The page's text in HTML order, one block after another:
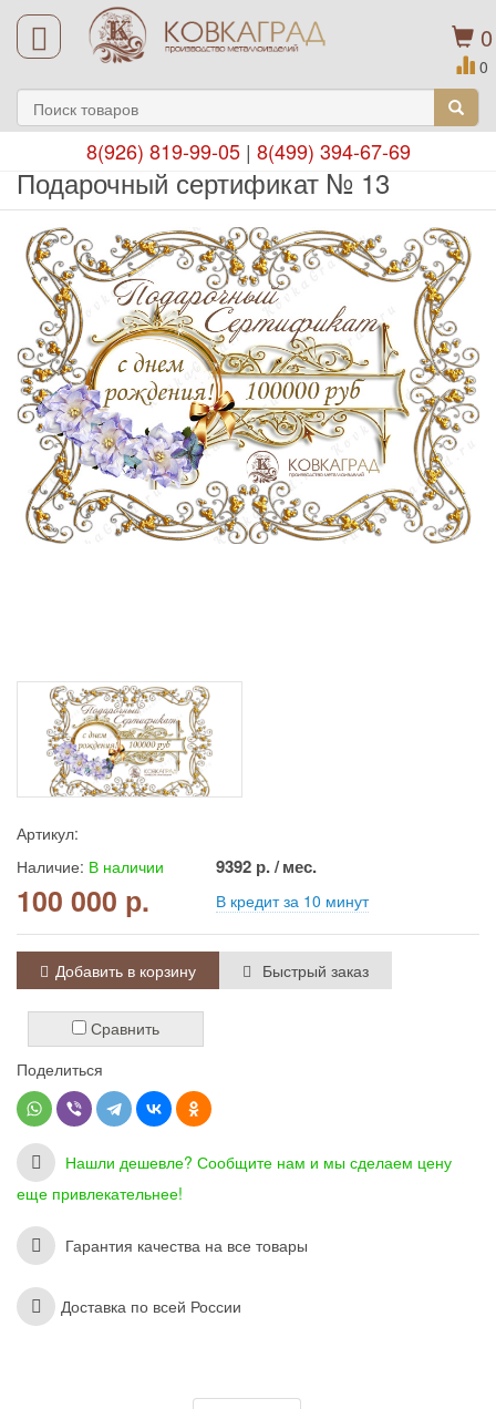
0
0
8(926) 819-99-05| 8(499) 394-67-69
Подарочный сертификат № 13
Артикул:
Наличие: В наличии
100 000 р.
9392 р. / мес.
В кредит за 10 минут
Добавить в корзину Быстрый заказ
Сравнить
Поделиться
Нашли дешевле? Сообщите нам и мы сделаем цену
еще привлекательнее!
Гарантия качества на все товары
Доставка по всей России